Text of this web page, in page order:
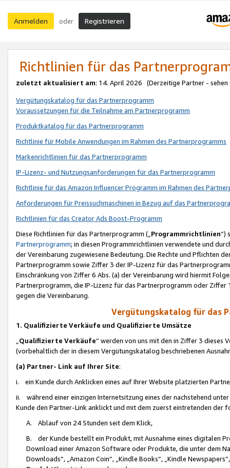
Anmelden oder Registrieren
Richtlinien für das
zuletzt aktualisiert am: 14. April 2026 (Derzeitige Partner - sehen
Vergütungskatalog für das Partnerprogramm
Voraussetzungen für die Teilnahme am Partnerprogramm
Produktkatalog für das Partnerprogramm
Richtlinie für Mobile Anwendungen im Rahmen des Partnerprogramms
Markenrichtlinien für das Partnerprogramm
IP-Lizenz- und Nutzungsanforderungen für das Partnerprogramm
Richtlinie für das Amazon Influencer Programm im Rahmen des
Anforderungen für Preissuchmaschinen in Bezug auf das
Richtlinien für das Creator Ads Boost-Programm
Diese Richtlinien für das Partnerprogramm („Programmrichtlinien“)
Partnerprogramm; in diesen Programmrichtlinien verwendete und
der Vereinbarung zugewiesene Bedeutung. Die Rechte und Pflichten
Partnerprogramm sowie Ziffer 3 der IP-Lizenz für das
Einschränkung von Ziffer 6 Abs. (a) der Vereinbarung wird hiermit
Partnerprogramm, die IP-Lizenz für das Partnerprogramm oder
gegen die Vereinbarung.
Vergütungskatalog für das
1. Qualifizierte Verkäufe und Qualifizierte Umsätze
Qualifizierte Verkäufe“ werden von uns mit den in Ziffer 3
(vorbehaltlich der in diesem Vergütungskatalog beschriebenen
(a) Partner- Link auf Ihrer Site:
i. ein Kunde durch Anklicken eines auf Ihrer Website platzierten
ii. während einer einzigen Internetsitzung eines der nachstehend
Kunde den Partner-Link anklickt und mit dem zuerst eintretenden der
A. Ablauf von 24 Stunden seit dem Klick,
B. der Kunde bestellt ein Produkt, mit Ausnahme eines digitalen
Download einer Amazon Software oder Produkte, die unter dem
Downloads“, „Amazon Coin“, „Kindle Books“, „Kindle